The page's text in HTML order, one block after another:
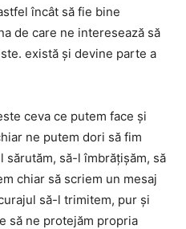
încât să fie bine
de care ne interesează să
există și devine parte a
ceva ce putem face și
ne putem dori să fim
sărutăm, să-l îmbrățișăm, să
chiar să scriem un mesaj
să-l trimitem, pur și
să ne protejăm propria